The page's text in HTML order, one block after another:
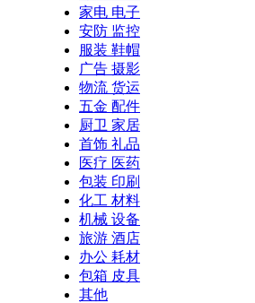
家电 电子
安防 监控
服装 鞋帽
广告 摄影
物流 货运
五金 配件
厨卫 家居
首饰 礼品
医疗 医药
包装 印刷
化工 材料
机械 设备
旅游 酒店
办公 耗材
包箱 皮具
其他